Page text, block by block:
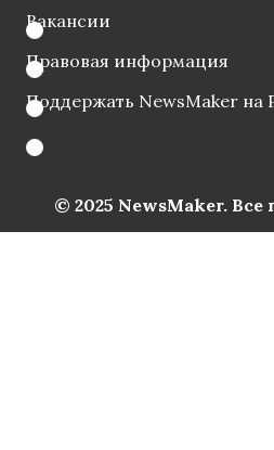
Вакансии
Правовая информация
Поддержать NewsMaker на
© 2025 NewsMaker.